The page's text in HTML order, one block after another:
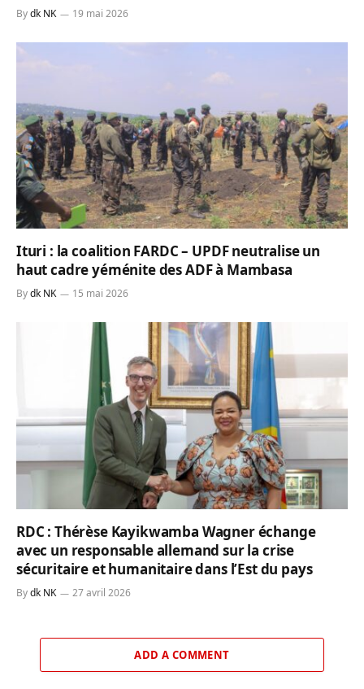
Bydk NK 19 mai 2026
Ituri : la coalition FARDC – UPDF neutralise un
haut cadre yéménite des ADF à Mambasa
Bydk NK 15 mai 2026
RDC : Thérèse Kayikwamba Wagner échange
avec un responsable allemand sur la crise
sécuritaire et humanitaire dans l’Est du pays
Bydk NK 27 avril 2026
ADD A COMMENT